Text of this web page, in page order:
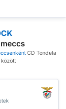
CD Tondela